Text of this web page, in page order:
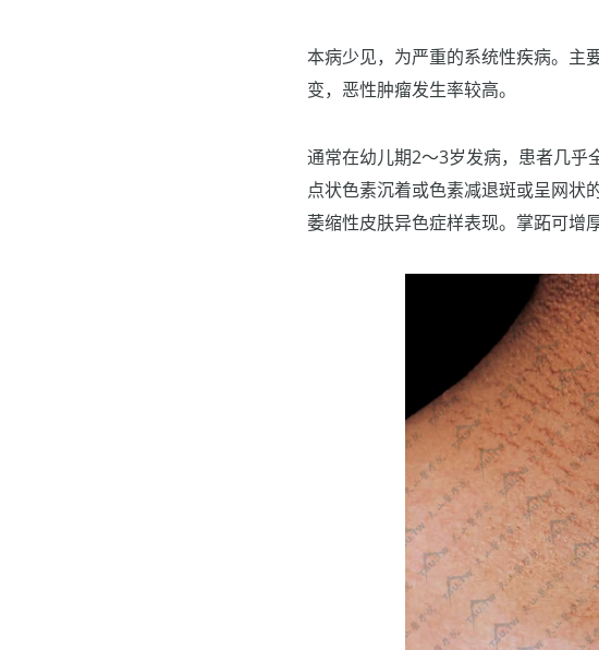
本病少见，为严重的系统性疾病。主
变，恶性肿瘤发生率较高。
通常在幼儿期2～3岁发病，患者几乎
点状色素沉着或色素减退斑或呈网状
萎缩性皮肤异色症样表现。掌跖可增